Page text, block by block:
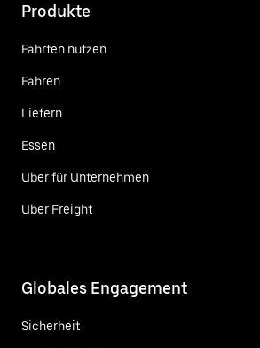
Produkte
Fahrten nutzen
Fahren
Liefern
Essen
Uber für Unternehmen
Uber Freight
Globales Engagement
Sicherheit